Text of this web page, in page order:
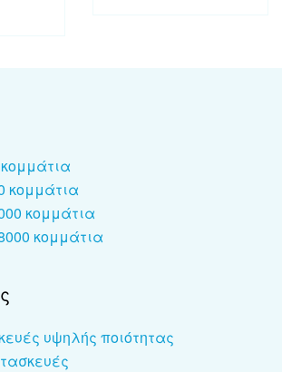
κομμάτια
κομμάτια
κομμάτια
υψηλής ποιότητας